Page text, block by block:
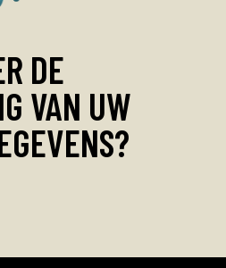
DE
VAN UW